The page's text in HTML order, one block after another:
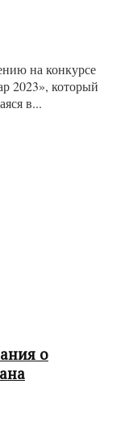
на конкурсе
2023», который
в...
о